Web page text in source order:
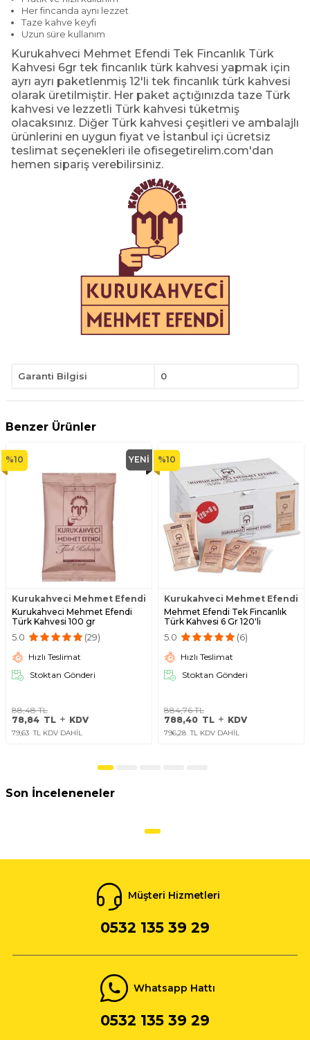
Her fincanda aynı lezzet
Taze kahve keyfi
Uzun süre kullanım
Kurukahveci Mehmet Efendi Tek Fincanlık Türk
Kahvesi 6gr tek fincanlık türk kahvesi yapmak için
ayrı ayrı paketlenmiş 12'li tek fincanlık türk kahvesi
olarak üretilmiştir. Her paket açtığınızda taze Türk
kahvesi ve lezzetli Türk kahvesi tüketmiş
olacaksınız. Diğer Türk kahvesi çeşitleri ve ambalajlı
ürünlerini en uygun fiyat ve İstanbul içi ücretsiz
teslimat seçenekleri ile ofisegetirelim.com'dan
hemen sipariş verebilirsiniz.
Garanti Bilgisi 0
Benzer Ürünler
%10 YENI
Kurukahveci Mehmet Efendi
Kurukahveci Mehmet Efendi
Türk Kahvesi 100 gr
5.0 (29)
Hızlı Teslimat
Stoktan Gönderi
88,48TL
78,84 TL KDV
79,63 TL KDV DAHİL
%10
Kurukahveci Mehmet Efendi
Mehmet Efendi Tek Fincanlık
Türk Kahvesi 6 Gr 120'li
5.0 (6)
Hızlı Teslimat
Stoktan Gönderi
884,76TL
788,40 TL KDV
796,28 TL KDV DAHİL
Son İnceleneneler
Müşteri Hizmetleri
0532 135 39 29
Whatsapp Hattı
0532 135 39 29